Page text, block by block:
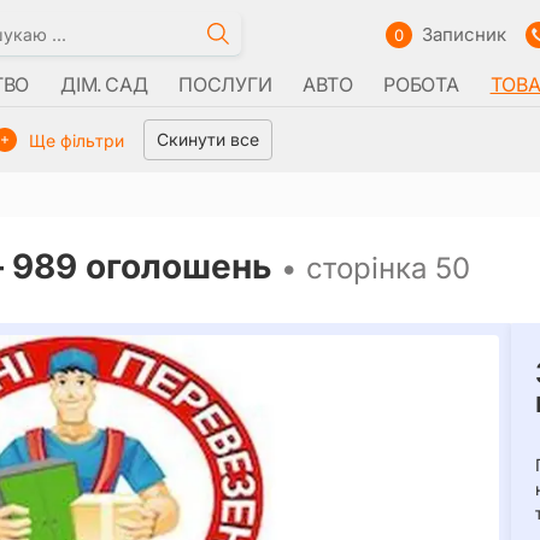
0 Записник
ДІМ. САД ПОСЛУГИ АВТО РОБОТА
Ще фільтри Скинути все
989 оголошень • сторінка 50
-
Допоможе в